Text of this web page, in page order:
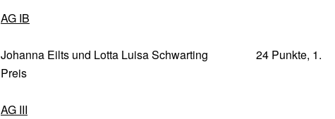
AG IB
Johanna Eilts und Lotta Luisa Schwarting 24 Punkte, 1.
Preis
AG III